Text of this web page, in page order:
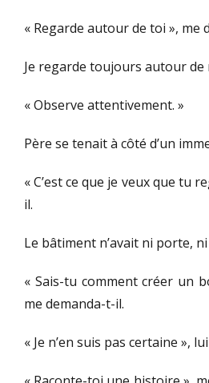
« Regarde autour de toi », me
Je regarde toujours autour de
« Observe attentivement. »
Père se tenait à côté d’un
« C’est ce que je veux que tu
il.
Le bâtiment n’avait ni porte,
« Sais-tu comment créer un
me demanda-t-il.
« Je n’en suis pas certaine »,